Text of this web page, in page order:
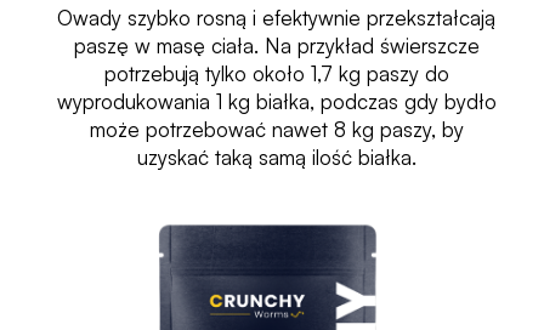
Owady szybko rosną i efektywnie przekształcają
paszę w masę ciała. Na przykład świerszcze
potrzebują tylko około 1,7 kg paszy do
wyprodukowania 1 kg białka, podczas gdy bydło
może potrzebować nawet 8 kg paszy, by
uzyskać taką samą ilość białka.